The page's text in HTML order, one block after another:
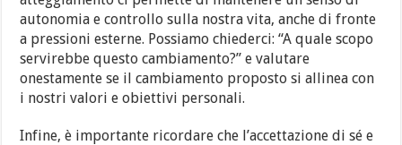
autonomia e controllo sulla nostra vita, anche di fronte
a pressioni esterne. Possiamo chiederci: “A quale scopo
servirebbe questo cambiamento?” e valutare
onestamente se il cambiamento proposto si allinea con
i nostri valori e obiettivi personali.
Infine, è importante ricordare che l’accettazione di sé e